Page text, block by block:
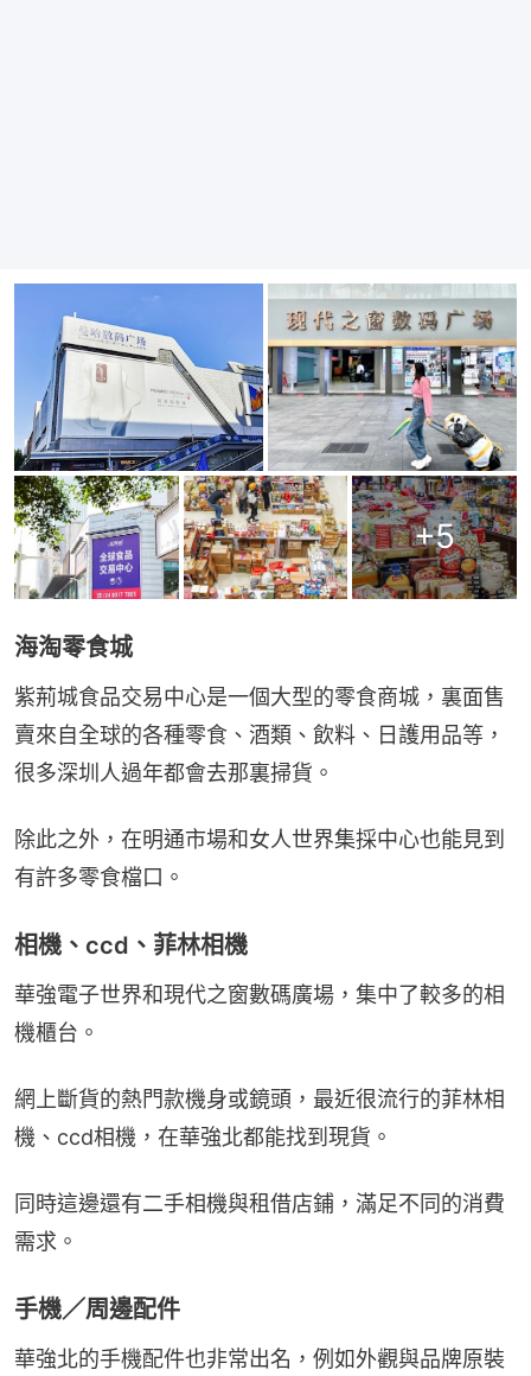
+5
海淘零食城
紫荊城食品交易中心是一個大型的零食商城，裏面售
賣來自全球的各種零食、酒類、飲料、日護用品等，
很多深圳人過年都會去那裏掃貨。
除此之外，在明通市場和女人世界集採中心也能見到
有許多零食檔口。
相機、ccd、菲林相機
華強電子世界和現代之窗數碼廣場，集中了較多的相
機櫃台。
網上斷貨的熱門款機身或鏡頭，最近很流行的菲林相
機、ccd相機，在華強北都能找到現貨。
同時這邊還有二手相機與租借店鋪，滿足不同的消費
需求。
手機／周邊配件
華強北的手機配件也非常出名，例如外觀與品牌原裝